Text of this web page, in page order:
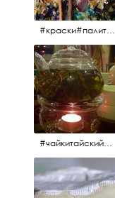
#краски#палитра#картина#живопись#aplgallery
#чайкитайский#чай#tea#teachinese @chinacook.ru